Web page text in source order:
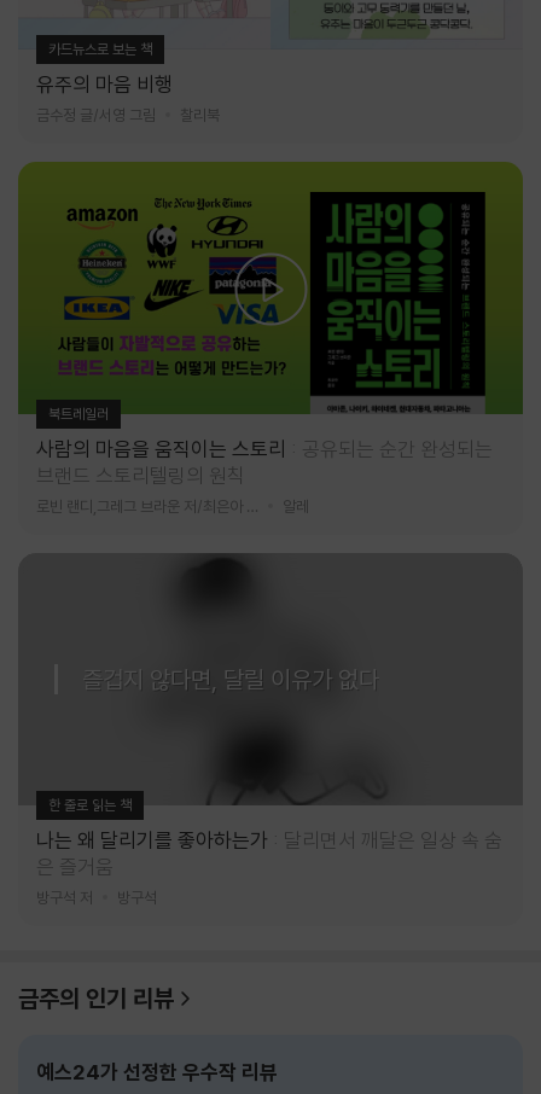
카드뉴스로 보는 책
유주의 마음 비행
금수정 글/서영 그림 찰리북
북트레일러
사람의 마음을 움직이는 스토리
공유되는 순간 완성되는
브랜드 스토리텔링의 원칙
알레
즐겁지 않다면, 달릴 이유가 없다
한 줄로 읽는 책
나는 왜 달리기를 좋아하는가
달리면서 깨달은 일상 속 숨
은 즐거움
방구석 저 방구석
금주의 인기 리뷰
예스24가 선정한 우수작 리뷰